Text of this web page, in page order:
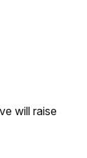
will raise